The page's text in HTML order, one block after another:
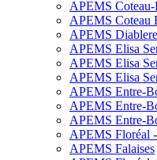
APEMS
APEMS Coteau
APEMS
APEMS Elisa
APEMS Elisa
APEMS Elisa
APEMS Entre-
APEMS Entre-
APEMS Entre-
APEMS Floréal
APEMS Falaises